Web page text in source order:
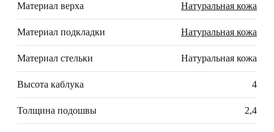
Материал верха Натуральная кожа
Материал подкладки Натуральная кожа
Материал стельки Натуральная кожа
Высота каблука 4
Толщина подошвы 2,4